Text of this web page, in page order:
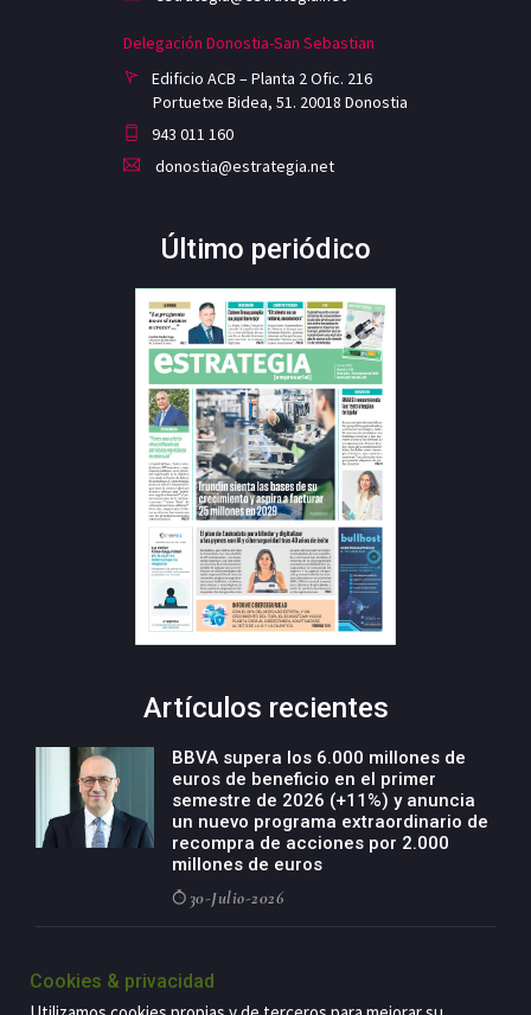
Delegación Donostia-San Sebastian
Edificio ACB – Planta 2 Ofic. 216
Portuetxe Bidea, 51. 20018 Donostia
943 011 160
donostia@estrategia.net
Último periódico
Artículos recientes
BBVA supera los 6.000 millones de
euros de beneficio en el primer
semestre de 2026 (+11%) y anuncia
un nuevo programa extraordinario de
recompra de acciones por 2.000
millones de euros
30-Julio-2026
negocio agro con un modelo global
Cookies & privacidad